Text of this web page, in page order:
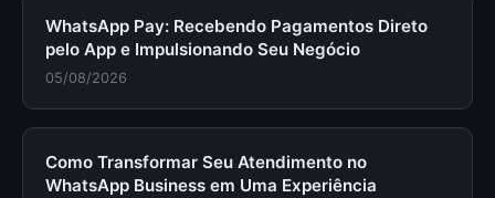
WhatsApp Pay: Recebendo Pagamentos Direto
pelo App e Impulsionando Seu Negócio
05/08/2026
Como Transformar Seu Atendimento no
WhatsApp Business em Uma Experiência